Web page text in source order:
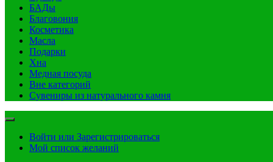
БАДы
Благовония
Косметика
Масла
Подарки
Хна
Медная посуда
Вне категорий
Сувениры из натурального камня
Войти или Зарегистрироваться
Мой список желаний